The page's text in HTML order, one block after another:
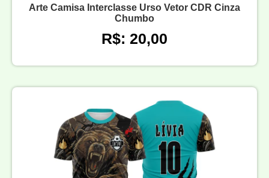
Arte Camisa Interclasse Urso Vetor CDR Cinza
Chumbo
R$: 20,00